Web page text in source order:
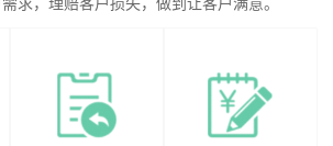
求，理赔客户损失，做到让客户满意。